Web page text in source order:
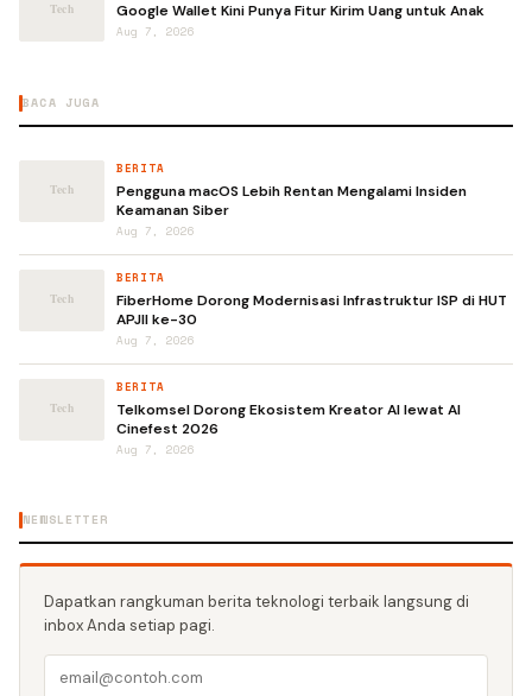
Google Wallet Kini Punya Fitur Kirim Uang untuk Anak
Aug 7, 2026
BACA JUGA
BERITA
Pengguna macOS Lebih Rentan Mengalami Insiden
Keamanan Siber
Aug 7, 2026
BERITA
FiberHome Dorong Modernisasi Infrastruktur ISP di HUT
APJII ke-30
Aug 7, 2026
BERITA
Telkomsel Dorong Ekosistem Kreator AI lewat AI
Cinefest 2026
Aug 7, 2026
NEWSLETTER
Dapatkan rangkuman berita teknologi terbaik langsung di
inbox Anda setiap pagi.